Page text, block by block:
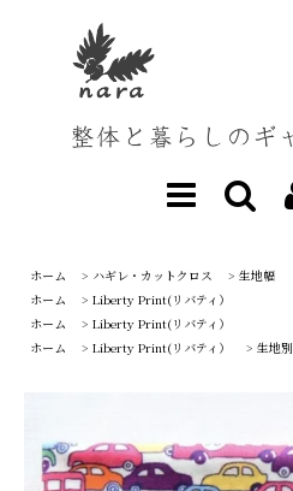
ホーム > ハギレ・カットクロス > 生地幅
ホーム
> Liberty Print(リバティ）
ホーム
> Liberty Print(リバティ）
ホーム
> Liberty Print(リバティ） > 生地別